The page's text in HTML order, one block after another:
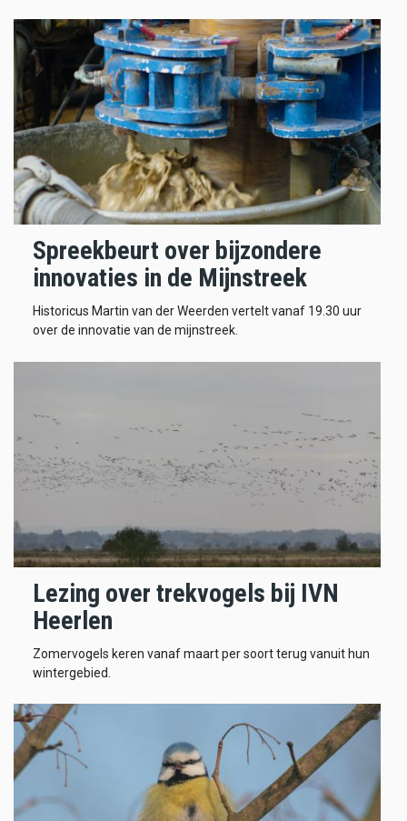
Spreekbeurt over bijzondere
innovaties in de Mijnstreek
Historicus Martin van der Weerden vertelt vanaf 19.30 uur
over de innovatie van de mijnstreek.
Lezing over trekvogels bij IVN
Heerlen
Zomervogels keren vanaf maart per soort terug vanuit hun
wintergebied.